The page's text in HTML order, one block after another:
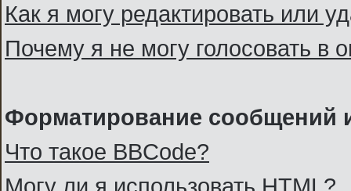
Как я могу редактировать или
Почему я не могу голосовать в
Форматирование сообщений
Что такое BBCode?